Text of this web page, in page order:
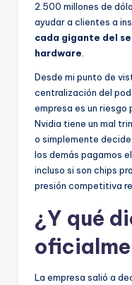
2.500 millones de
ayudar a clientes a
cada gigante del
hardware.
Desde mi punto de
centralización del
empresa es un riesgo
Nvidia tiene un mal
o simplemente
los demás pagamos
incluso si son chips
presión competitiva
¿Y qué
La empresa salió a